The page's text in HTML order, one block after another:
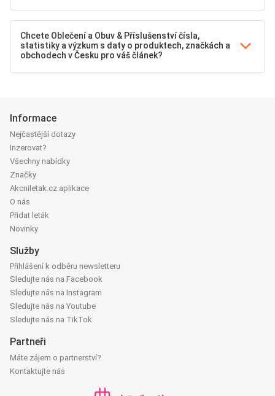
Chcete Oblečení a Obuv & Příslušenství čísla,
statistiky a výzkum s daty o produktech, značkách a
obchodech v Česku pro váš článek?
Informace
Nejčastější dotazy
Inzerovat?
Všechny nabídky
Značky
Akcniletak.cz aplikace
O nás
Přidat leták
Novinky
Služby
Přihlášení k odběru newsletteru
Sledujte nás na Facebook
Sledujte nás na Instagram
Sledujte nás na Youtube
Sledujte nás na TikTok
Partneři
Máte zájem o partnerství?
Kontaktujte nás